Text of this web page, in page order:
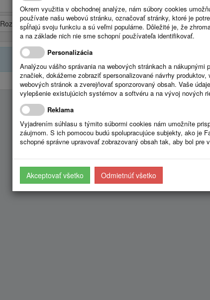
Rozšírený filter R Stĺpce
Okrem využitia v obchodnej analýze, nám súbory cookies
používate našu webovú stránku, označovať stránky, ktoré je
spĺňajú svoju funkciu a sú veľmi populárne. Dôležité je, že
a na základe nich nie sme schopní používateľa identifikovať.
Personalizácia
Analýzou vášho správania na webových stránkach a nákupnými
značiek, dokážeme zobraziť spersonalizované návrhy
webových stránok a zverejňovať sponzorovaný obsah. Vaše
vylepšenie existujúcich systémov a softvéru a na vývoj nových
Reklama
Vyjadrením súhlasu s týmito súbormi cookies nám umožníte
záujmom. S ich pomocou budú spolupracujúce subjekty, ako je
schopné správne upravovať zobrazovaný obsah tak, aby bol pre
Akceptovať všetko Odmietnúť všetko